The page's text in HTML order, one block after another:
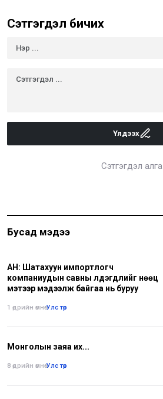
Сэтгэгдэл бичих
Үлдээх
Сэтгэгдэл алга
Бусад мэдээ
АН: Шатахуун импортлогч
компаниудын савны үлдэгдлийг нөөц
мэтээр мэдээлж байгаа нь буруу
1 өдрийн өмнө•Улс төр
Монголын заяа их...
8 өдрийн өмнө•Улс төр